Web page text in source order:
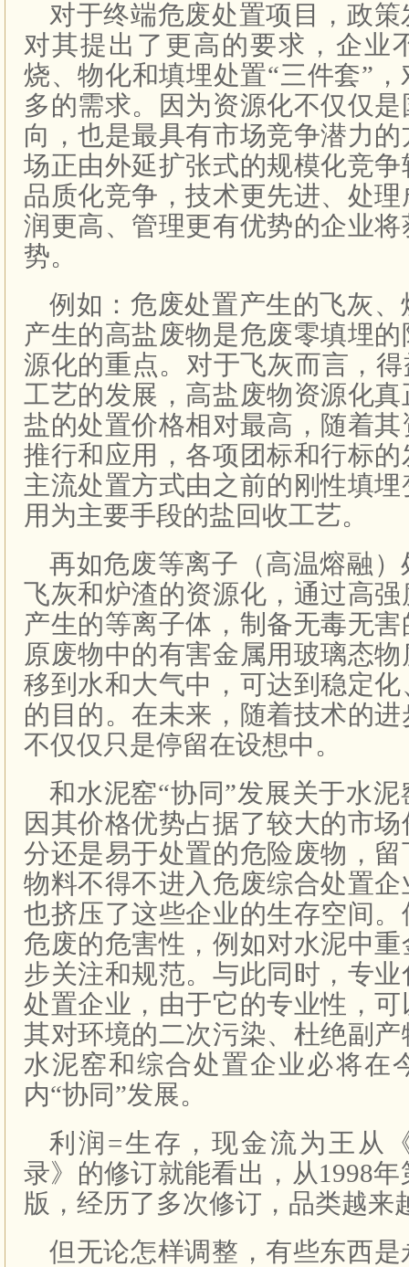
对于终端危废处置项目，政
对其提出了更高的要求，企业
烧、物化和填埋处置“三件套”
多的需求。因为资源化不仅仅
向，也是最具有市场竞争潜力
场正由外延扩张式的规模化竞
品质化竞争，技术更先进、处
润更高、管理更有优势的企业
势。
例如：危废处置产生的飞灰
产生的高盐废物是危废零填埋
源化的重点。对于飞灰而言，
工艺的发展，高盐废物资源化
盐的处置价格相对最高，随着
推行和应用，各项团标和行标
主流处置方式由之前的刚性填
用为主要手段的盐回收工艺。
再如危废等离子（高温熔融
飞灰和炉渣的资源化，通过高
产生的等离子体，制备无毒无
原废物中的有害金属用玻璃态
移到水和大气中，可达到稳定
的目的。在未来，随着技术的
不仅仅只是停留在设想中。
和水泥窑“协同”发展关于水
因其价格优势占据了较大的市
分还是易于处置的危险废物，
物料不得不进入危废综合处置
也挤压了这些企业的生存空间
危废的危害性，例如对水泥中
步关注和规范。与此同时，专
处置企业，由于它的专业性，
其对环境的二次污染、杜绝副
水泥窑和综合处置企业必将在
内“协同”发展。
利润=生存，现金流为王从
录》的修订就能看出，从1998年
版，经历了多次修订，品类越来
但无论怎样调整，有些东西